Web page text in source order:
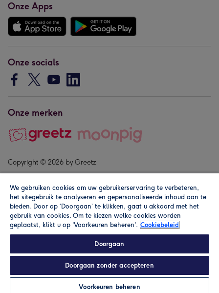
In winkelmand Personaliseren
Onze Apps
Onze socials
Onze merken
Copyright © 2026 by Greetz
Alle prijzen zijn inclusief btw en andere heffingen. Lees de
We gebruiken cookies om uw gebruikerservaring te verbeteren,
het sitegebruik te analyseren en gepersonaliseerde inhoud aan te
bieden. Door op ‘Doorgaan’ te klikken, gaat u akkoord met het
gebruik van cookies. Om te kiezen welke cookies worden
geplaatst, klikt u op 'Voorkeuren beheren'. Cookiebeleid
Doorgaan
Doorgaan zonder accepteren
Voorkeuren beheren